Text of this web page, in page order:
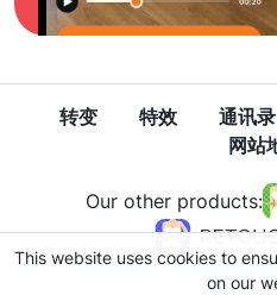
转变 特效 通讯录
网站
Our other products:
This website uses cookies to
on our